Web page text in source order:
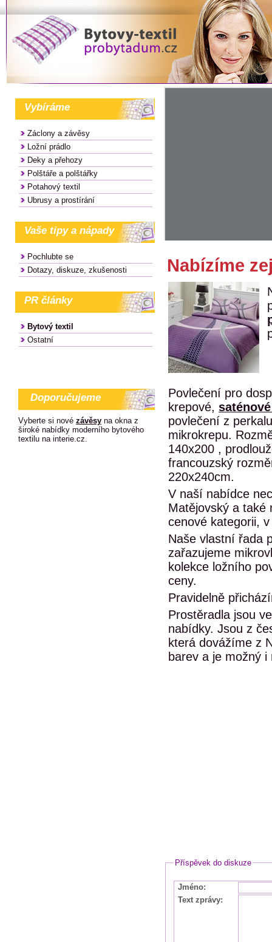
Vybíráme
Záclony a závěsy
Ložní prádlo
Deky a přehozy
Polštáře a polštářky
Potahový textil
Ubrusy a prostírání
Vaše tipy a nápady
Pochlubte se
Dotazy, diskuze, zkušenosti
PR články
Bytový textil
Ostatní
Doporučujeme
Vyberte si nové závěsy na okna z
široké nabídky moderního bytového
textilu na interie.cz.
Nabízíme
Povlečení pro
krepové,
povlečení z
mikrokrepu.
140x200 ,
francouzský
220x240cm.
V naší nabídce
Matějovský a také
cenové kategorii,
Naše vlastní řada
zařazujeme
kolekce ložního
ceny.
Pravidelně
Prostěradla jsou
nabídky. Jsou z
která dovážíme z
barev a je možný i
Příspěvek do diskuze
Jméno:
Text zprávy: